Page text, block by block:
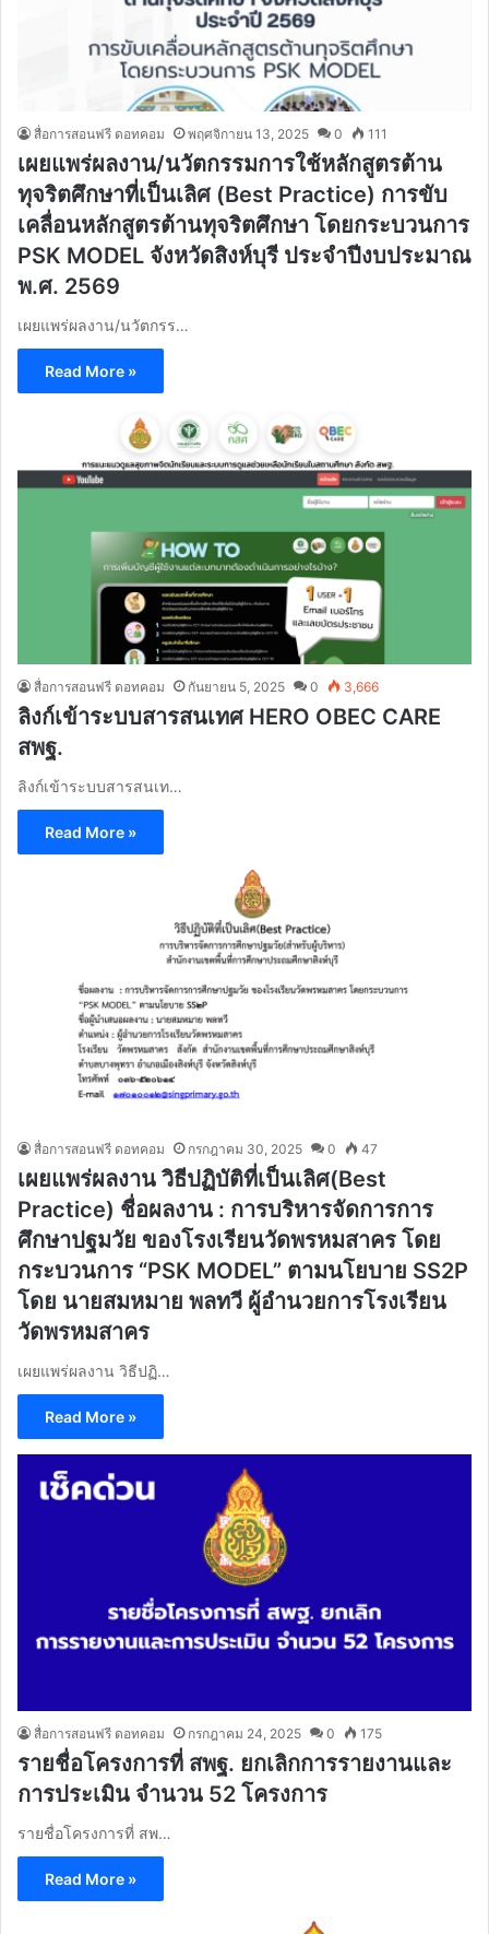
สื่อการสอนฟรี ดอทคอม พฤศจิกายน 13, 2025 0 111
เผยแพร่ผลงาน/นวัตกรรมการใช้หลักสูตรต้าน
ทุจริตศึกษาที่เป็นเลิศ (Best Practice) การขับ
เคลื่อนหลักสูตรต้านทุจริตศึกษา โดยกระบวนการ
PSK MODEL จังหวัดสิงห์บุรี ประจําปีงบประมาณ
พ.ศ. 2569
เผยแพร่ผลงาน/นวัตกรร…
Read More »
สื่อการสอนฟรี ดอทคอม กันยายน 5, 2025 0 3,666
ลิงก์เข้าระบบสารสนเทศ HERO OBEC CARE
สพฐ.
ลิงก์เข้าระบบสารสนเท…
Read More »
สื่อการสอนฟรี ดอทคอม กรกฎาคม 30, 2025 0 47
เผยแพร่ผลงาน วิธีปฏิบัติที่เป็นเลิศ(Best
Practice) ชื่อผลงาน : การบริหารจัดการการ
ศึกษาปฐมวัย ของโรงเรียนวัดพรหมสาคร โดย
กระบวนการ “PSK MODEL” ตามนโยบาย SS2P
โดย นายสมหมาย พลทวี ผู้อำนวยการโรงเรียน
วัดพรหมสาคร
เผยแพร่ผลงาน วิธีปฏิ…
Read More »
สื่อการสอนฟรี ดอทคอม กรกฎาคม 24, 2025 0 175
รายชื่อโครงการที่ สพฐ. ยกเลิกการรายงานและ
การประเมิน จำนวน 52 โครงการ
รายชื่อโครงการที่ สพ…
Read More »